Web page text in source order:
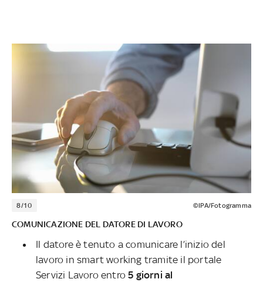
8/10 ©IPA/Fotogramma
COMUNICAZIONE DEL DATORE DI LAVORO
Il datore è tenuto a comunicare l’inizio del
lavoro in smart working tramite il portale
Servizi Lavoro entro5 giorni al